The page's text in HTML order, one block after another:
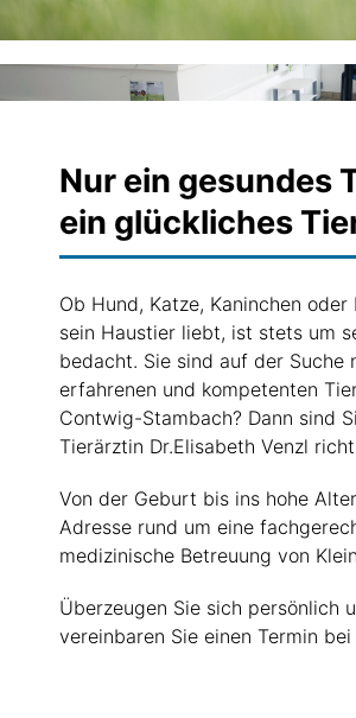
Nur ein gesundes
ein glückliches
Ob Hund, Katze, Kaninchen
sein Haustier liebt, ist stets um
bedacht. Sie sind auf der Suche
erfahrenen und kompetenten
Contwig-Stambach? Dann sind
Tierärztin Dr.Elisabeth Venzl
Von der Geburt bis ins hohe
Adresse rund um eine
medizinische Betreuung von
Überzeugen Sie sich persönlich
vereinbaren Sie einen Termin bei